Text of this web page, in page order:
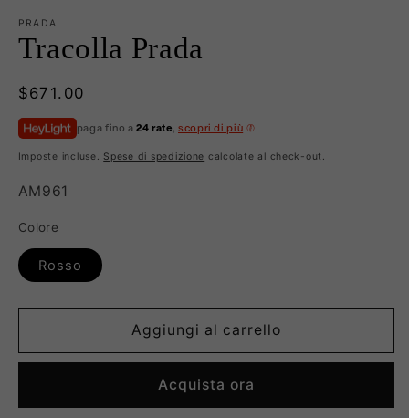
PRADA
Tracolla Prada
Prezzo
di
listino
$671.00
paga fino a24 rate scopri di più
Imposte incluse. Spese di spedizione calcolate al check-out.
SKU:
AM961
Colore
Rosso
Aggiungi al carrello
Acquista ora